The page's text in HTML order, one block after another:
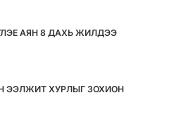
АЯН 8 ДАХЬ ЖИЛДЭЭ
ЭЭЛЖИТ ХУРЛЫГ ЗОХИОН